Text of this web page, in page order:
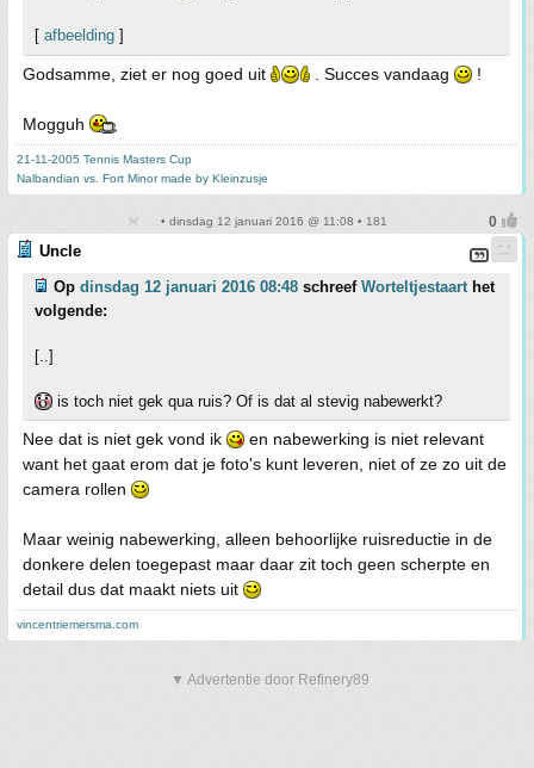
[ afbeelding ]
Godsamme, ziet er nog goed uit . Succes vandaag !
Mogguh
21-11-2005 Tennis Masters Cup
Nalbandian vs. Fort Minor made by Kleinzusje
• dinsdag 12 januari 2016 @ 11:08 • 181
Uncle
Op dinsdag 12 januari 2016 08:48 schreef Worteltjestaarthet
volgende:
[..]
is toch niet gek qua ruis? Of is dat al stevig nabewerkt?
Nee dat is niet gek vond ik
en nabewerking is niet relevant
want het gaat erom dat je foto's kunt leveren, niet of ze zo uit de
camera rollen
Maar weinig nabewerking, alleen behoorlijke ruisreductie in de
donkere delen toegepast maar daar zit toch geen scherpte en
detail dus dat maakt niets uit
vincentriemersma.com
▼ Advertentie door Refinery89